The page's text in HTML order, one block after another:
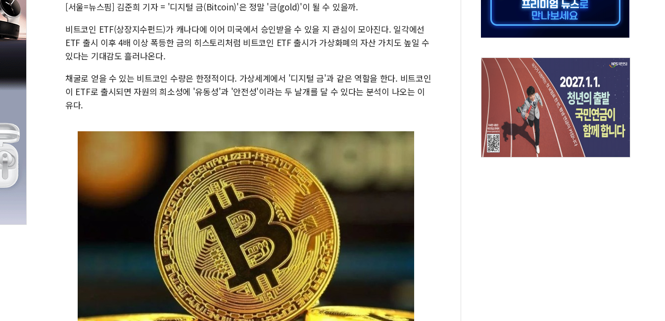
'화합' 꺼낸 김민석에 '뻔뻔' 받아친 정청래…제주 연설서 신경전 고조
李대통령, ISA 개편 재검토 지시…與 "적극 환영"·野 "졸속 국정"
[서울=뉴스핌] 김준희 기자 = '디지털 금(Bitcoin)'은 정말 '금(gold)'이 될 수 있을까.
비트코인 ETF(상장지수펀드)가 캐나다에 이어 미국에서 승인받을 수 있을 지 관심이 모아진다. 일각에선
ETF 출시 이후 4배 이상 폭등한 금의 히스토리처럼 비트코인 ETF 출시가 가상화폐의 자산 가치도 높일 수
있다는 기대감도 흘러나온다.
채굴로 얻을 수 있는 비트코인 수량은 한정적이다. 가상세계에서 '디지털 금'과 같은 역할을 한다. 비트코인
이 ETF로 출시되면 자원의 희소성에 '유동성'과 '안전성'이라는 두 날개를 달 수 있다는 분석이 나오는 이
유다.